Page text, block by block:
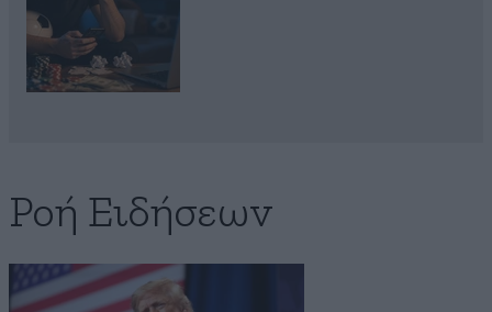
Ροή Ειδήσεων